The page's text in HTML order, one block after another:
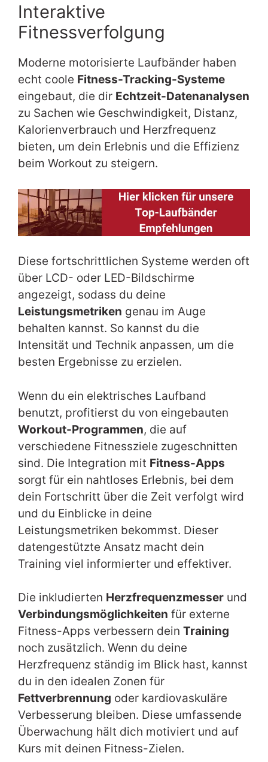
Interaktive
Fitnessverfolgung
Moderne motorisierte Laufbänder haben
echt coole Fitness-Tracking-Systeme
eingebaut, die dir Echtzeit-Datenanalysen
zu Sachen wie Geschwindigkeit, Distanz,
Kalorienverbrauch und Herzfrequenz
bieten, um dein Erlebnis und die Effizienz
beim Workout zu steigern.
Diese fortschrittlichen Systeme werden oft
über LCD- oder LED-Bildschirme
angezeigt, sodass du deine
Leistungsmetriken genau im Auge
behalten kannst. So kannst du die
Intensität und Technik anpassen, um die
besten Ergebnisse zu erzielen.
Wenn du ein elektrisches Laufband
benutzt, profitierst du von eingebauten
Workout-Programmen, die auf
verschiedene Fitnessziele zugeschnitten
sind. Die Integration mit Fitness-Apps
sorgt für ein nahtloses Erlebnis, bei dem
dein Fortschritt über die Zeit verfolgt wird
und du Einblicke in deine
Leistungsmetriken bekommst. Dieser
datengestützte Ansatz macht dein
Training viel informierter und effektiver.
Die inkludierten Herzfrequenzmesser und
Verbindungsmöglichkeiten für externe
Fitness-Apps verbessern dein Training
noch zusätzlich. Wenn du deine
Herzfrequenz ständig im Blick hast, kannst
du in den idealen Zonen für
Fettverbrennung oder kardiovaskuläre
Verbesserung bleiben. Diese umfassende
Überwachung hält dich motiviert und auf
Kurs mit deinen Fitness-Zielen.